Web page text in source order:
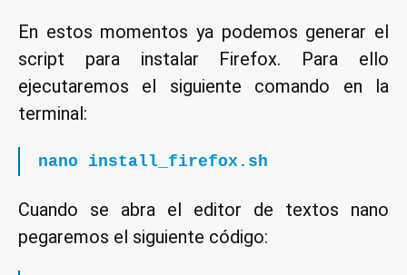
En estos momentos ya podemos generar el
script para instalar Firefox. Para ello
ejecutaremos el siguiente comando en la
terminal:
nano install_firefox.sh
Cuando se abra el editor de textos nano
pegaremos el siguiente código: